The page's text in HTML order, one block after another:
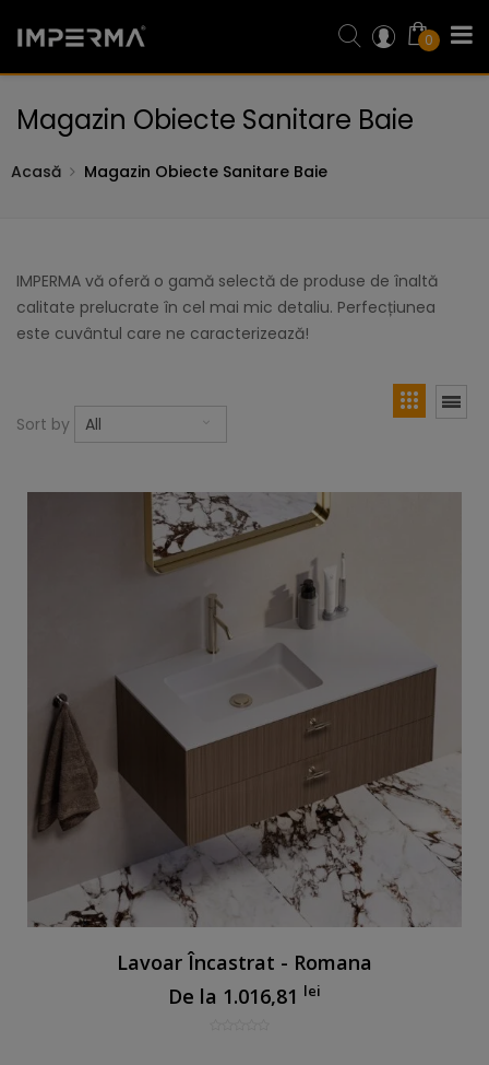
0
Magazin Obiecte Sanitare Baie
Acasă Magazin Obiecte Sanitare Baie
IMPERMA vă oferă o gamă selectă de produse de înaltă
calitate prelucrate în cel mai mic detaliu. Perfecțiunea
este cuvântul care ne caracterizează!
Sort by All
Lavoar Încastrat - Romana
De la 1.016,81 lei